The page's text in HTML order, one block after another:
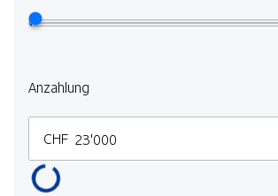
Anzahlung
CHF